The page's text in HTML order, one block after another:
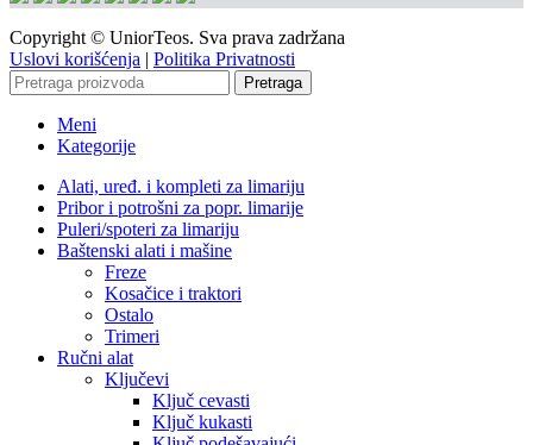
Copyright © UniorTeos. Sva prava zadržana
Uslovi korišćenja | Politika Privatnosti
Pretraga
Meni
Kategorije
Alati, uređ. i kompleti za limariju
Pribor i potrošni za popr. limarije
Puleri/spoteri za limariju
Baštenski alati i mašine
Freze
Kosačice i traktori
Ostalo
Trimeri
Ručni alat
Ključevi
Ključ cevasti
Ključ kukasti